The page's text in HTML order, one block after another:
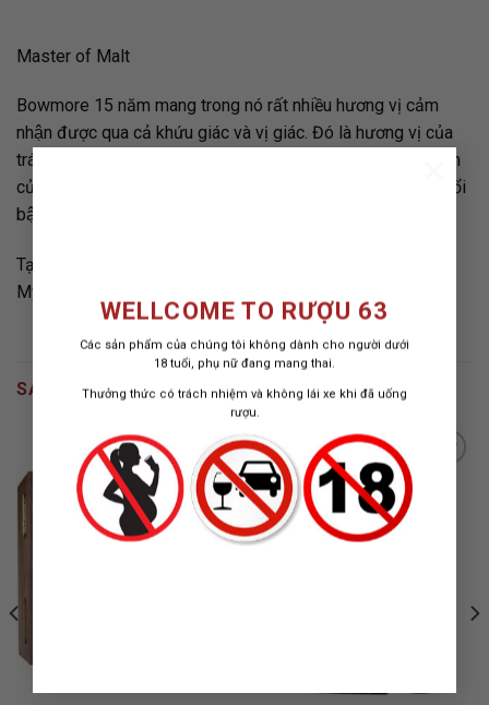
WELLCOME TO RƯỢU 63
Các sản phẩm của chúng tôi không dành cho người dưới
18 tuổi, phụ nữ đang mang thai.
Thưởng thức có trách nhiệm và không lái xe khi đã uống
rượu.
Master of Malt
Bowmore 15 năm mang trong nó rất nhiều hương vị cảm
nhận được qua cả khứu giác và vị giác. Đó là hương vị của
trái cây tươi, nho khô, kẹo bơ cứng và một chút hương thơm
của lò nấu rượu còn sót lại. Hương cam và hương gỗ sồi nổi
bật cùng với dư vị đậm đà. Rất ấn tượng!”
Tạp chí Whisky Advocate-Tạp chí về Whisky hàng đầu của
Mỹ.
SẢN PHẨM TƯƠNG TỰ
ADD TO
WISHLIST
ADD TO
WISHLIST